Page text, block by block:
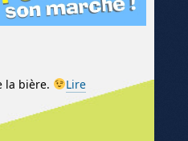
la bière.
Lire